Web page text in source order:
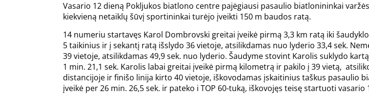
Vasario 12 dieną Pokljukos biatlono centre pajėgiausi pasaulio biatlonininkai
kiekvieną netaiklų šūvį sportininkai turėjo įveikti 150 m baudos ratą.
14 numeriu startavęs Karol Dombrovski greitai įveikė pirmą 3,3 km ratą iki
5 taikinius ir į sekantį ratą išslydo 36 vietoje, atsilikdamas nuo lyderio 33,4 sek.
39 vietoje, atsilikdamas 49,9 sek. nuo lyderio. Šaudyme stovint Karolis suklydo
1 min. 21,1 sek. Karolis labai greitai įveikė pirmą kilometrą ir pakilo į 39 vietą,
distancijoje ir finišo linija kirto 40 vietoje, iškovodamas įskaitinius taškus pasaulio
įveikė per 26 min. 26,5 sek. ir pateko i TOP 60-tuką, iškovojęs teisę startuoti